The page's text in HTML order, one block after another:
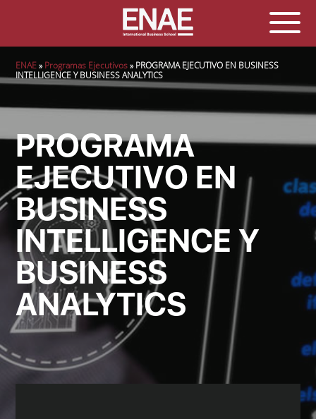
Sobrescribir enlaces de ayuda a la navegación
ENAE Programas Ejecutivos PROGRAMA EJECUTIVO EN BUSINESS
INTELLIGENCE Y BUSINESS ANALYTICS
PROGRAMA
EJECUTIVO EN
BUSINESS
INTELLIGENCE Y
BUSINESS
ANALYTICS